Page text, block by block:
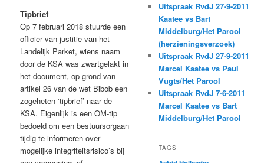
Tipbrief
Op 7 februari 2018 stuurde een
officier van justitie van het
Landelijk Parket, wiens naam
door de KSA was zwartgelakt in
het document, op grond van
artikel 26 van de wet Bibob een
zogeheten ‘tipbrief’ naar de
KSA. Eigenlijk is een OM-tip
bedoeld om een bestuursorgaan
tijdig te informeren over
mogelijke integriteitsrisico’s bij
Uitspraak RvdJ 27-9-2011
Kaatee vs Bart
Middelburg/Het Parool
(herzieningsverzoek)
Uitspraak RvdJ 27-9-2011
Marcel Kaatee vs Paul
Vugts/Het Parool
Uitspraak RvdJ 7-6-2011
Marcel Kaatee vs Bart
Middelburg/Het Parool
TAGS